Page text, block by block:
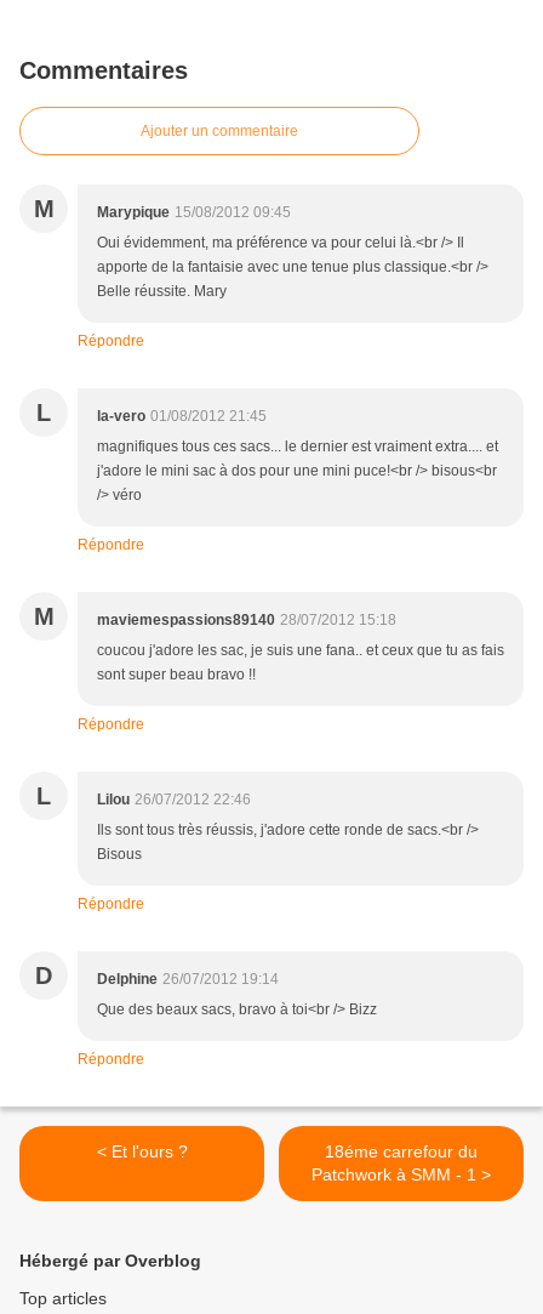
Commentaires
Ajouter un commentaire
M Marypique 15/08/2012 09:45
Oui évidemment, ma préférence va pour celui là.<br /> Il
apporte de la fantaisie avec une tenue plus classique.<br />
Belle réussite. Mary
Répondre
L la-vero 01/08/2012 21:45
magnifiques tous ces sacs... le dernier est vraiment extra.... et
j'adore le mini sac à dos pour une mini puce!<br /> bisous<br
/> véro
Répondre
M maviemespassions89140 28/07/2012 15:18
coucou j'adore les sac, je suis une fana.. et ceux que tu as fais
sont super beau bravo !!
Répondre
L Lilou 26/07/2012 22:46
Ils sont tous très réussis, j'adore cette ronde de sacs.<br />
Bisous
Répondre
D Delphine 26/07/2012 19:14
Que des beaux sacs, bravo à toi<br /> Bizz
Répondre
< Et l'ours ?
18éme carrefour du
Patchwork à SMM - 1 >
Hébergé par Overblog
Top articles